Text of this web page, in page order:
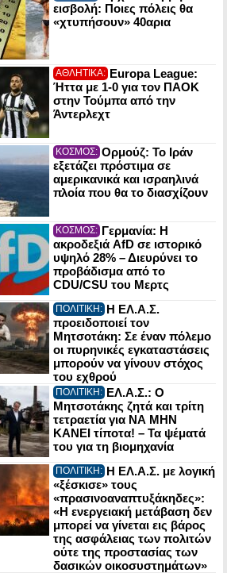
εισβολή: Ποιες πόλεις θα
«χτυπήσουν» 40αρια
ΑΘΛΗΤΙΚΑ: Europa League:
Ήττα με 1-0 για τον ΠΑΟΚ
στην Τούμπα από την
Άντερλεχτ
ΚΟΣΜΟΣ: Ορμούζ: Το Ιράν
εξετάζει πρόστιμα σε
αμερικανικά και ισραηλινά
πλοία που θα το διασχίζουν
ΚΟΣΜΟΣ: Γερμανία: Η
ακροδεξιά AfD σε ιστορικό
υψηλό 28% – Διευρύνει το
προβάδισμα από το
CDU/CSU του Μερτς
ΠΟΛΙΤΙΚΗ: Η ΕΛ.Α.Σ.
προειδοποιεί τον
Μητσοτάκη: Σε έναν πόλεμο
οι πυρηνικές εγκαταστάσεις
μπορούν να γίνουν στόχος
του εχθρού
ΠΟΛΙΤΙΚΗ: ΕΛ.Α.Σ.: Ο
Μητσοτάκης ζητά και τρίτη
τετραετία για ΝΑ ΜΗΝ
ΚΑΝΕΙ τίποτα! – Τα ψέματά
του για τη βιομηχανία
ΠΟΛΙΤΙΚΗ: Η ΕΛ.Α.Σ. με λογική
«ξέσκισε» τους
«πρασινοαναπτυξάκηδες»:
«Η ενεργειακή μετάβαση δεν
μπορεί να γίνεται εις βάρος
της ασφάλειας των πολιτών
ούτε της προστασίας των
δασικών οικοσυστημάτων»